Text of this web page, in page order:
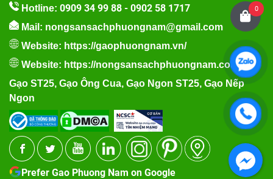
Hotline: 0909 34 99 88 - 0902 58 1717
Mail: nongsansachphuongnam@gmail.com
Website: https://gaophuongnam.vn/
Website: https://nongsansachphuongnam.com
Gạo ST25, Gạo Ông Cua, Gạo Ngon ST25, Gạo Nếp
Ngon
Prefer Gao Phuong Nam on Google
0